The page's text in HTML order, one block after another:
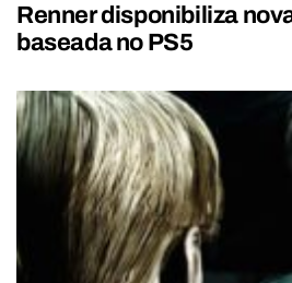
Renner disponibiliza
baseada no PS5